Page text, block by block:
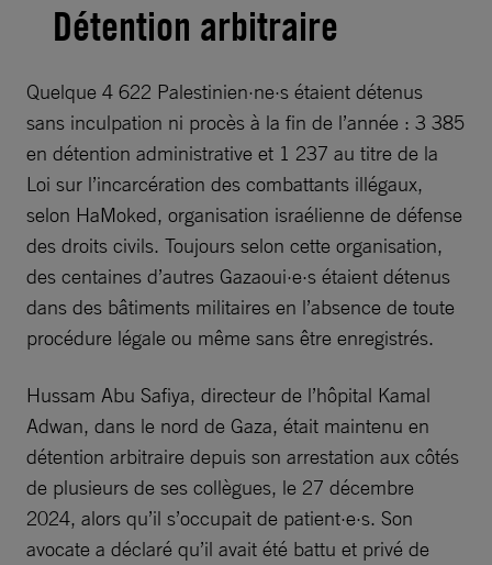
Détention arbitraire
Quelque 4 622 Palestinien·ne·s étaient détenus
sans inculpation ni procès à la fin de l’année : 3 385
en détention administrative et 1 237 au titre de la
Loi sur l’incarcération des combattants illégaux,
selon HaMoked, organisation israélienne de défense
des droits civils. Toujours selon cette organisation,
des centaines d’autres Gazaoui·e·s étaient détenus
dans des bâtiments militaires en l’absence de toute
procédure légale ou même sans être enregistrés.
Hussam Abu Safiya, directeur de l’hôpital Kamal
Adwan, dans le nord de Gaza, était maintenu en
détention arbitraire depuis son arrestation aux côtés
de plusieurs de ses collègues, le 27 décembre
2024, alors qu’il s’occupait de patient·e·s. Son
avocate a déclaré qu’il avait été battu et privé de